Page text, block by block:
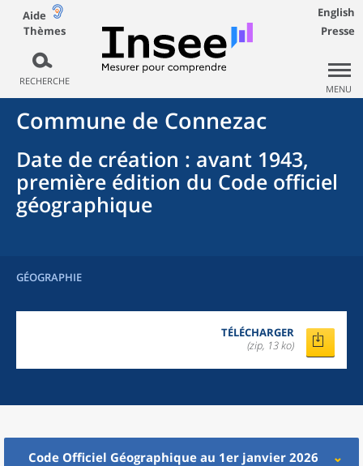
Aide
Thèmes
RECHERCHE
English
Presse
MENU
Commune de Connezac
Date de création : avant 1943,
première édition du Code officiel
géographique
GÉOGRAPHIE
TÉLÉCHARGER
(zip, 13 ko)
Code Officiel Géographique au 1er janvier 2026